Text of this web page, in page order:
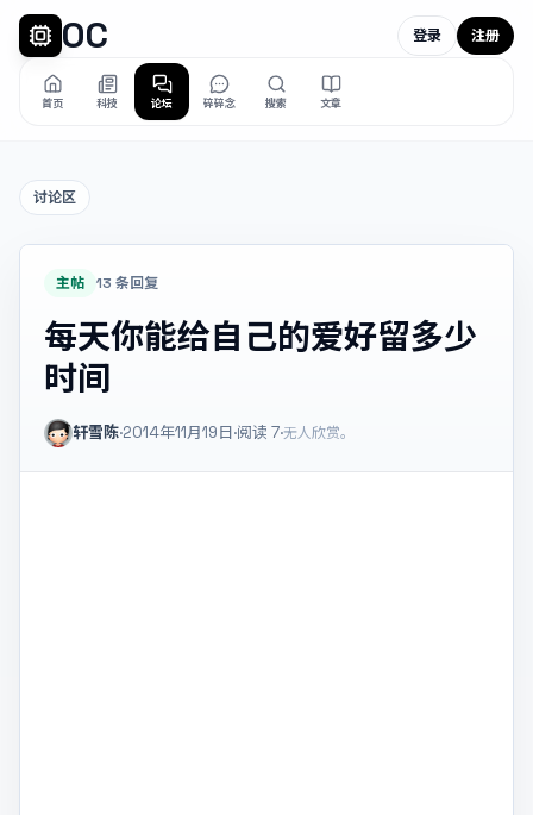
OC
首页 科技 论坛 碎碎念 搜索 文章
登录 注册
讨论区
主帖 13 条回复
每天你能给自己的爱好留多少
时间
轩雪陈·2014年11月19日·阅读 7·无人欣赏。